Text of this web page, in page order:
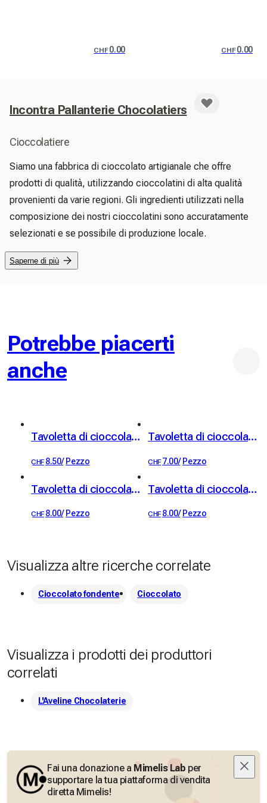
CHF0.00 CHF0.00
Incontra Pallanterie Chocolatiers
Cioccolatiere
Siamo una fabbrica di cioccolato artigianale che offre
prodotti di qualità, utilizzando cioccolatini di alta qualità
provenienti da varie regioni. Gli ingredienti utilizzati nella
composizione dei nostri cioccolatini sono accuratamente
selezionati e se possibile di produzione locale.
Saperne di più
Potrebbe piacerti
anche
Tavoletta di cioccolato fondente 65% e pistacchi
CHF 8.50/ Pezzo
Tavoletta di cioccolato fondente Grenada 65%
CHF 7.00/ Pezzo
Tavoletta di cioccolato fondente 65% con pezzetti di nougat di Montélimar
CHF 8.00/ Pezzo
Tavoletta di cioccolato al latte 38% con feuillantine croccante
CHF 8.00/ Pezzo
Visualizza altre ricerche correlate
Cioccolato fondente Cioccolato
Visualizza i prodotti dei produttori
correlati
L'Aveline Chocolaterie
Fai una donazione a Mimelis Lab per
supportare la tua piattaforma di vendita
diretta Mimelis!